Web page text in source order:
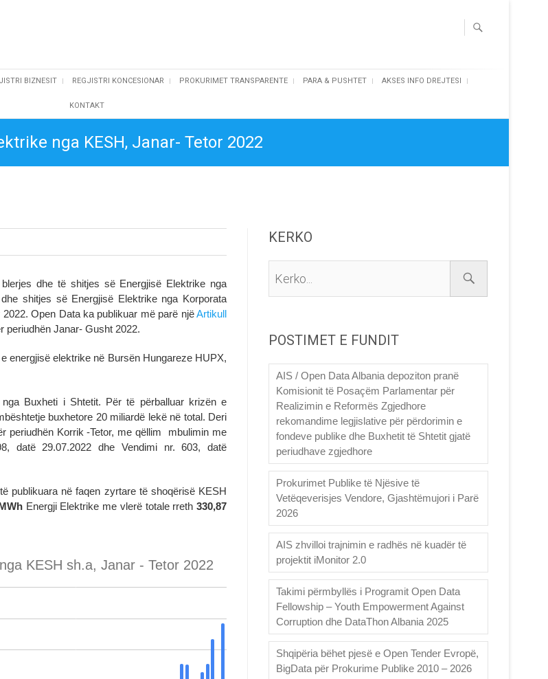
BIZNESIT REGJISTRI KONCESIONAR PROKURIMET TRANSPARENTE PARA & PUSHTET AKSES INFO DREJTESI
KONTAKT
nga KESH, Janar- Tetor 2022
dhe të shitjes së Energjisë Elektrike nga
shitjes së Energjisë Elektrike nga Korporata
Open Data ka publikuar më parë njëArtikull
periudhën Janar- Gusht 2022.
energjisë elektrike në Bursën Hungareze HUPX,
Buxheti i Shtetit. Për të përballuar krizën e
buxhetore 20 miliardë lekë në total. Deri
periudhën Korrik -Tetor, me qëllim mbulimin me
datë 29.07.2022 dhe Vendimi nr. 603, datë
publikuara në faqen zyrtare të shoqërisë KESH
Energji Elektrike me vlerë totale rreth330,87
KERKO
POSTIMET E FUNDIT
AIS / Open Data Albania depoziton pranë
Komisionit të Posaçëm Parlamentar për
Realizimin e Reformës Zgjedhore
rekomandime legjislative për përdorimin e
fondeve publike dhe Buxhetit të Shtetit gjatë
periudhave zgjedhore
Prokurimet Publike të Njësive të
Vetëqeverisjes Vendore, Gjashtëmujori i Parë
2026
AIS zhvilloi trajnimin e radhës në kuadër të
projektit iMonitor 2.0
Takimi përmbyllës i Programit Open Data
Fellowship – Youth Empowerment Against
Corruption dhe DataThon Albania 2025
Shqipëria bëhet pjesë e Open Tender Evropë,
BigData për Prokurime Publike 2010 – 2026